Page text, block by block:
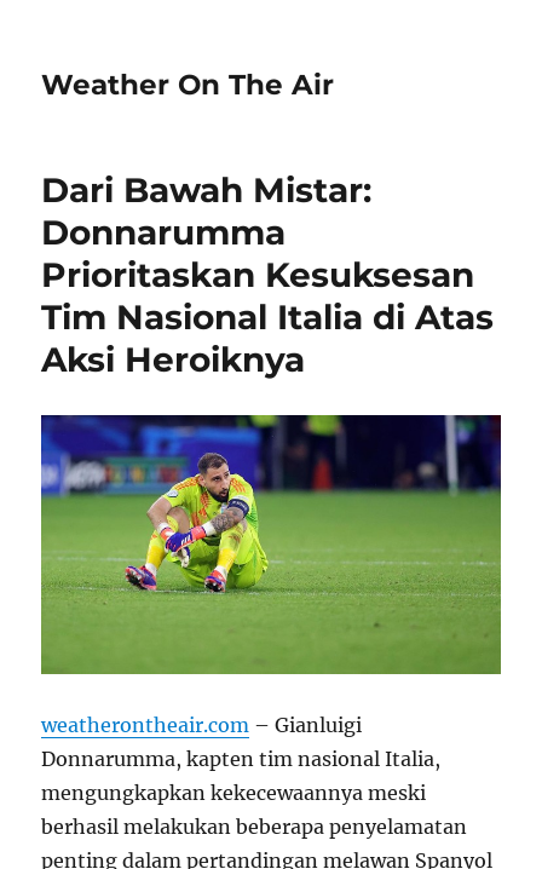
Weather On The Air
Dari Bawah Mistar:
Donnarumma
Prioritaskan Kesuksesan
Tim Nasional Italia di Atas
Aksi Heroiknya
weatherontheair.com – Gianluigi
Donnarumma, kapten tim nasional Italia,
mengungkapkan kekecewaannya meski
berhasil melakukan beberapa penyelamatan
penting dalam pertandingan melawan Spanyol